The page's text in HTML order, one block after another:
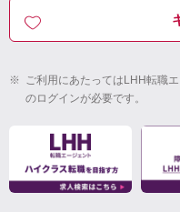
※ ご利用にあたってはLHH転職
のログインが必要です。